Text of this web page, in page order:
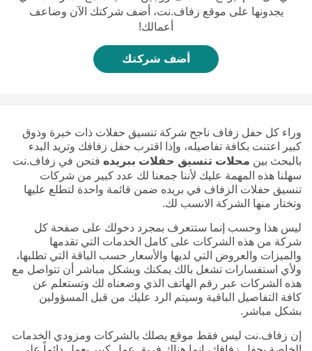
يجدونها على موقع زفاف.نت، أضف شركتك الآن وضاعف
أعمالك!
أضف شركتك
وراء كل حفل زفاف ناجح شركة تنسيق حفلات ذات خبرة وذوق
كبير اعتنت بكافة تفاصيله، وإذا اقترب حفل زفافك وتريد البدء
بالبحث بين محلات تنسيق حفلات ببريده فنحن في زفاف.نت
سهلنا هذه المهمة عليك لأننا جمعنا لك عدد كبير من شركات
تنسيق حفلات الزفاف في بريده ضمن قائمة واحدة لتطلع عليها
وتختار منها الشركة الانسب لك.
ليس هذا وحسب إنما ستتعرف بمجرد دخولك على صفحة كل
شركة من هذه الشركات على كامل الخدمات التي تقدمها
والميزات والعروض التي لديها والأسعار حسب الباقة التي تطلبها،
ولأي استفسارات تشغل بالك يمكنك وبشكل مباشر أن تتواصل مع
هذه الشركات عبر رقم الهاتف الذي وضعناه لك وتستعلم عن
كافة التفاصيل الباقية وسيتم الرد عليك من قبل المسؤولين
بشكل مباشر.
إن زفاف.نت ليس فقط موقع يصلك بالشركات ومزودي الخدمات